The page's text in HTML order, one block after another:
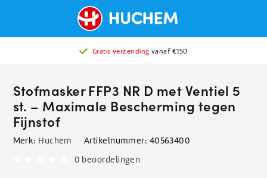
Gratis verzending vanaf €150
Stofmasker FFP3 NR D met Ventiel 5
st. – Maximale Bescherming tegen
Fijnstof
Merk: Huchem Artikelnummer: 40563400
0 beoordelingen